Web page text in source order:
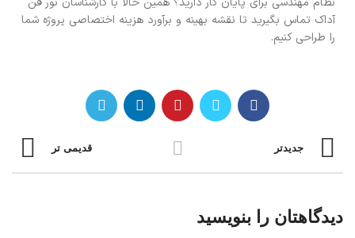
آداک تماس بگیرید تا نقشه بهینه و برآورد هزینه اختصاصی پروژه شما
را طراحی کنیم.
جدیدتر قدیمی تر
دیدگاهتان را بنویسید